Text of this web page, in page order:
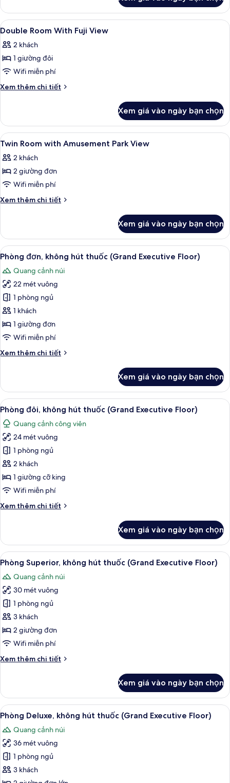
With
Amusement
Park
View
Grand
Executive
Floor
Room
With
Amusement
Park
View
Xem
tất
cả
ảnh
Double
Room
View
Nệm Tempur-Pedic, bàn, khu vực
5
Double Room With Fuji View
2 khách
1 giường đôi
Wifi miễn phí
Xem thêm chi tiết
Chi
Double
Room
With
View
Xem giá vào ngày bạn chọn
Xem
tất
cả
ảnh
Twin
Room
Park
View
Nệm Tempur-Pedic, bàn, khu vực
7
Twin Room with Amusement Park View
2 khách
2 giường đơn
Wifi miễn phí
Xem thêm chi tiết
Chi
Twin
Room
with
Amusement
Park
View
Xem giá vào ngày bạn chọn
Xem
tất
cả
ảnh
Phòng
đơn,
không
hút
(Grand
Phòng đơn, không hút thuốc
9
Phòng đơn, không hút thuốc (Grand Executive Floor)
Quang cảnh núi
22 mét vuông
1 phòng ngủ
1 khách
1 giường đơn
Wifi miễn phí
Xem thêm chi tiết
Chi
Phòng
đơn,
không
hút
thuốc
(Grand
Executive
Floor)
Xem giá vào ngày bạn chọn
Xem
tất
cả
ảnh
Phòng
đôi,
không
hút
(Grand
Phòng đôi, không hút thuốc (Grand
11
Phòng đôi, không hút thuốc (Grand Executive Floor)
Quang cảnh công viên
24 mét vuông
1 phòng ngủ
2 khách
1 giường cỡ king
Wifi miễn phí
Xem thêm chi tiết
Chi
Phòng
đôi,
không
thuốc
(Grand
Executive
Floor)
Xem giá vào ngày bạn chọn
Xem
tất
cả
ảnh
Phòng
Superior,
không
hút
(Grand
Phòng Superior, không hút thuốc
10
Phòng Superior, không hút thuốc (Grand Executive Floor)
Quang cảnh núi
30 mét vuông
1 phòng ngủ
3 khách
2 giường đơn
Wifi miễn phí
Xem thêm chi tiết
Chi
Phòng
Superior,
không
thuốc
(Grand
Executive
Floor)
Xem giá vào ngày bạn chọn
Xem
tất
cả
ảnh
Phòng
Deluxe,
Phòng Deluxe, không hút thuốc
11
Phòng Deluxe, không hút thuốc (Grand Executive Floor)
Quang cảnh núi
36 mét vuông
1 phòng ngủ
3 khách